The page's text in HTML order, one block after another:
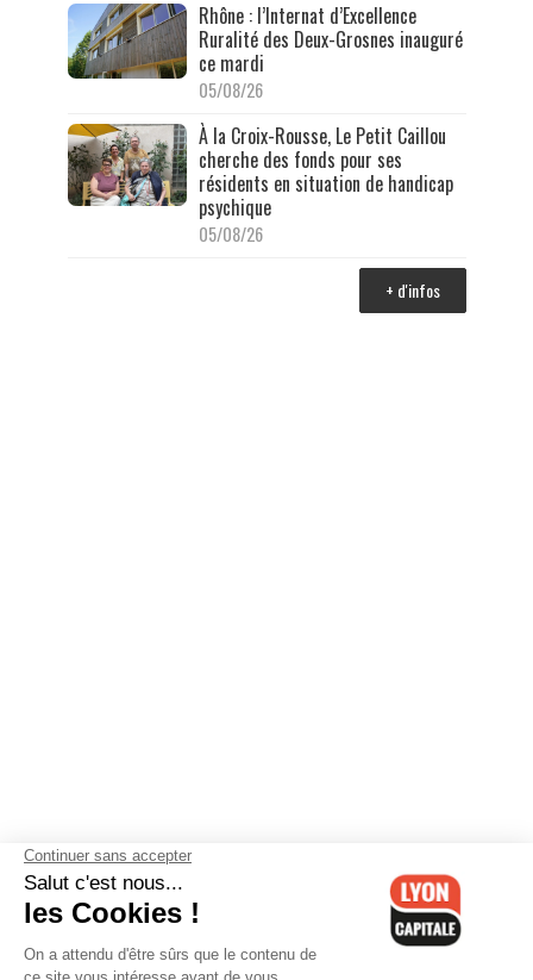
Rhône : l’Internat d’Excellence
Ruralité des Deux-Grosnes inauguré
ce mardi
05/08/26
À la Croix-Rousse, Le Petit Caillou
cherche des fonds pour ses
résidents en situation de handicap
psychique
05/08/26
+ d'infos